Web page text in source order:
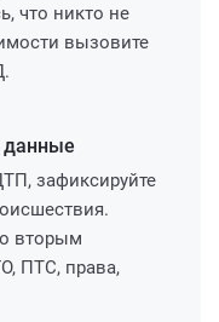
что никто не
вызовите
зафиксируйте
вторым
ПТС, права,